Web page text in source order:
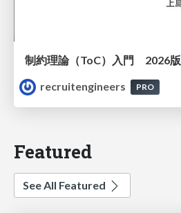
制約理論（ToC）入門 2026版
recruitengineers
PRO
Featured
See All Featured